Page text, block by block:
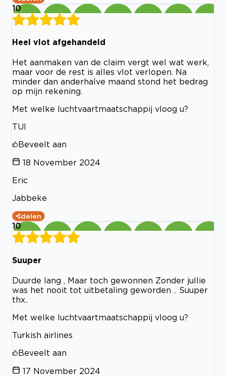
10
Heel vlot afgehandeld
Het aanmaken van de claim vergt wel wat werk,
maar voor de rest is alles vlot verlopen. Na
minder dan anderhalve maand stond het bedrag
op mijn rekening.
Met welke luchtvaartmaatschappij vloog u?
TUI
Beveelt aan
18 November 2024
Eric
Jabbeke
delen
10
Suuper
Duurde lang , Maar toch gewonnen Zonder jullie
was het nooit tot uitbetaling geworden .. Suuper
thx..
Met welke luchtvaartmaatschappij vloog u?
Turkish airlines
Beveelt aan
17 November 2024